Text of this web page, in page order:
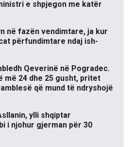
e shpjegon me katër
në fazën vendimtare, ja kur
përfundimtare ndaj ish-
Qeverinë në Pogradec.
24 dhe 25 gusht, pritet
që mund të ndryshojë
ylli shqiptar
i njohur gjerman për 30